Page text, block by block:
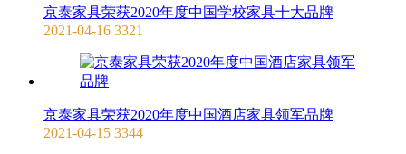
京泰家具荣获2020年度中国学校家具十大品牌
2021-04-16 3321
京泰家具荣获2020年度中国酒店家具领军品牌
2021-04-15 3344